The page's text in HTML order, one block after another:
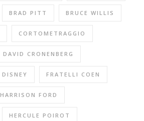
BRAD PITT BRUCE WILLIS
CORTOMETRAGGIO
DAVID CRONENBERG
DISNEY FRATELLI COEN
HARRISON FORD
HERCULE POIROT